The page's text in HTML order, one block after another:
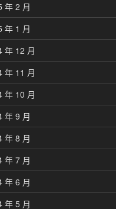
年 2 月
年 1 月
年 12 月
年 11 月
年 10 月
年 9 月
年 8 月
年 7 月
年 6 月
年 5 月